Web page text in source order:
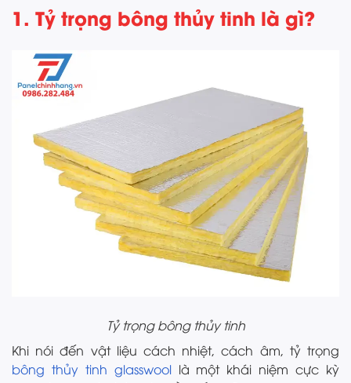
1. Tỷ trọng bông thủy tinh là gì?
Tỷ trọng bông thủy tinh
Khi nói đến vật liệu cách nhiệt, cách âm, tỷ trọng
bông thủy tinh glasswoollà một khái niệm cực kỳ